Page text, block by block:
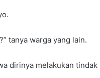
tanya warga yang lain.
dirinya melakukan